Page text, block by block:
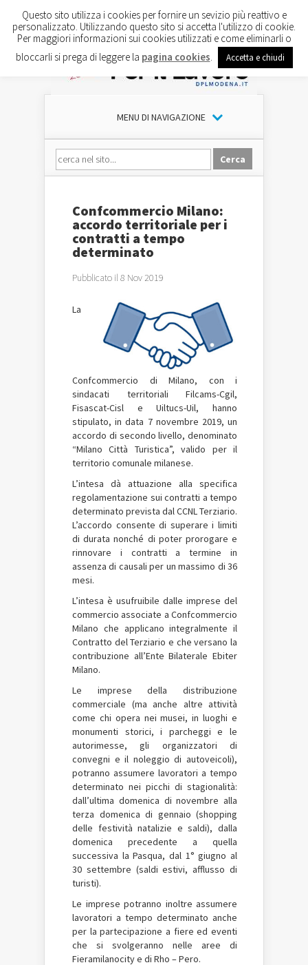
MENU DI NAVIGAZIONE
Confcommercio Milano:
accordo territoriale per i
contratti a tempo
determinato
Pubblicato il 8 Nov 2019
La
Confcommercio di Milano, con i
sindacati territoriali Filcams-Cgil,
Fisascat-Cisl e Uiltucs-Uil, hanno
stipulato, in data 7 novembre 2019, un
accordo di secondo livello, denominato
“Milano Città Turistica”, valido per il
territorio comunale milanese.
L’intesa dà attuazione alla specifica
regolamentazione sui contratti a tempo
determinato prevista dal CCNL Terziario.
L’accordo consente di superare i limiti
di durata nonché di poter prorogare e
rinnovare i contratti a termine in
assenza di causali per un massimo di 36
mesi.
L’intesa è usufruibile dalle imprese del
commercio associate a Confcommercio
Milano che applicano integralmente il
Contratto del Terziario e che versano la
contribuzione all’Ente Bilaterale Ebiter
Milano.
Le imprese della distribuzione
commerciale (ma anche altre attività
come chi opera nei musei, in luoghi e
monumenti storici, i parcheggi e le
autorimesse, gli organizzatori di
convegni e il noleggio di autoveicoli),
potranno assumere lavoratori a tempo
determinato nei picchi di stagionalità:
dall’ultima domenica di novembre alla
terza domenica di gennaio (shopping
delle festività natalizie e saldi), dalla
domenica precedente a quella
successiva la Pasqua, dal 1° giugno al
30 settembre (saldi estivi, afflusso di
turisti).
Le imprese potranno inoltre assumere
lavoratori a tempo determinato anche
per la partecipazione a fiere ed eventi
che si svolgeranno nelle aree di
Fieramilanocity e di Rho – Pero.
Questo sito utilizza i cookies per fornire un sevizio più reattivo e
personalizzato. Utilizzando questo sito si accetta l'utilizzo di cookie.
Per maggiori informazioni sui cookies utilizzati e come eliminarli o
bloccarli si prega di leggere la pagina cookies Accetta e chiudi